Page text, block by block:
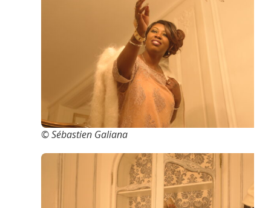
© Sébastien Galiana